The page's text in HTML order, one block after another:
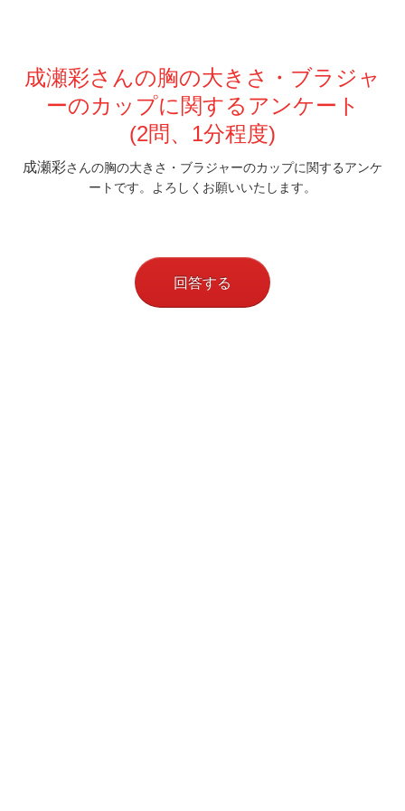
成瀬彩さんの胸の大きさ・ブラジャ
ーのカップに関するアンケート
(2問、1分程度)
成瀬彩さんの胸の大きさ・ブラジャーのカップに関するアンケ
ートです。よろしくお願いいたします。
回答する